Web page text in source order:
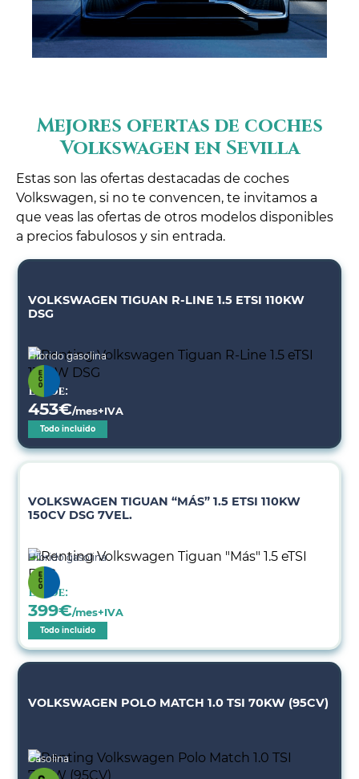
Mejores ofertas de coches
Volkswagen en Sevilla
Estas son las ofertas destacadas de coches
Volkswagen, si no te convencen, te invitamos a
que veas las ofertas de otros modelos disponibles
a precios fabulosos y sin entrada.
VOLKSWAGEN TIGUAN R-LINE 1.5 ETSI 110KW
DSG
Híbrido gasolina
Desde:
453€/mes+IVA
Todo incluido
VOLKSWAGEN TIGUAN “MÁS” 1.5 ETSI 110KW
150CV DSG 7VEL.
Híbrido gasolina
Desde:
399€/mes+IVA
Todo incluido
VOLKSWAGEN POLO MATCH 1.0 TSI 70KW (95CV)
Gasolina